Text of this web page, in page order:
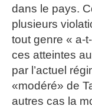
dans le pays.
plusieurs
tout genre « a-
ces atteintes
par l’actuel
«modéré» de
autres cas la